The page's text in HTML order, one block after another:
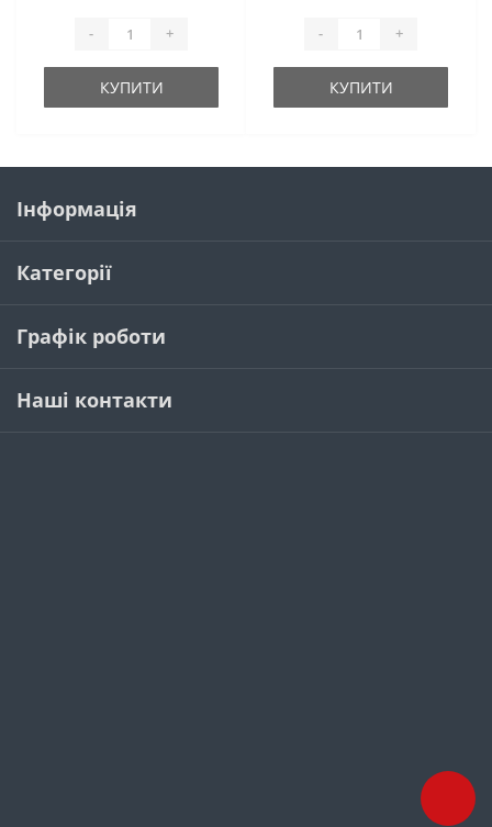
- +
КУПИТИ
- +
КУПИТИ
Інформація
Категорії
Графік роботи
Наші контакти